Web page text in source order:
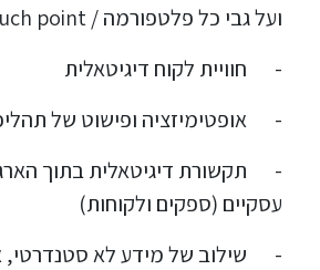
ועל גבי כל פלטפורמה / Touch point
-
חוויית לקוח דיגיטאלית
-
אופטימיזציה ופישוט של
-
תקשורת דיגיטאלית בתוך
עסקיים (ספקים ולקוחות)
-
שילוב של מידע לא סטנדרטי,